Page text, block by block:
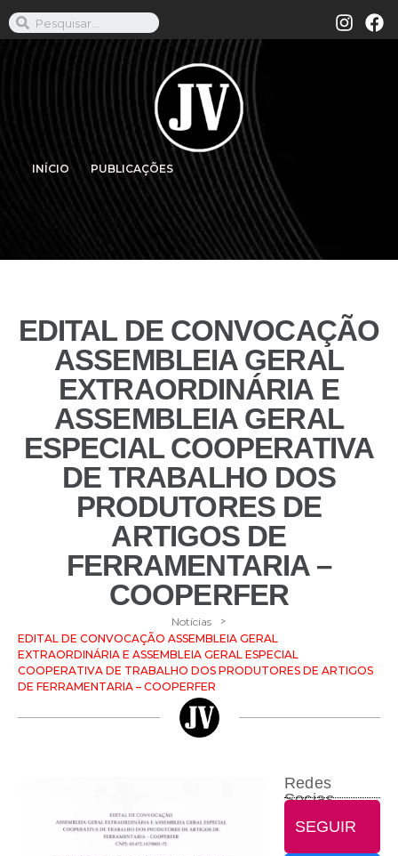
INÍCIO PUBLICAÇÕES
EDITAL DE CONVOCAÇÃO
ASSEMBLEIA GERAL
EXTRAORDINÁRIA E
ASSEMBLEIA GERAL
ESPECIAL COOPERATIVA
DE TRABALHO DOS
PRODUTORES DE
ARTIGOS DE
FERRAMENTARIA –
COOPERFER
Notícias >
EDITAL DE CONVOCAÇÃO ASSEMBLEIA GERAL
EXTRAORDINÁRIA E ASSEMBLEIA GERAL ESPECIAL
COOPERATIVA DE TRABALHO DOS PRODUTORES DE ARTIGOS
DE FERRAMENTARIA – COOPERFER
Redes
Socias
SEGUIR